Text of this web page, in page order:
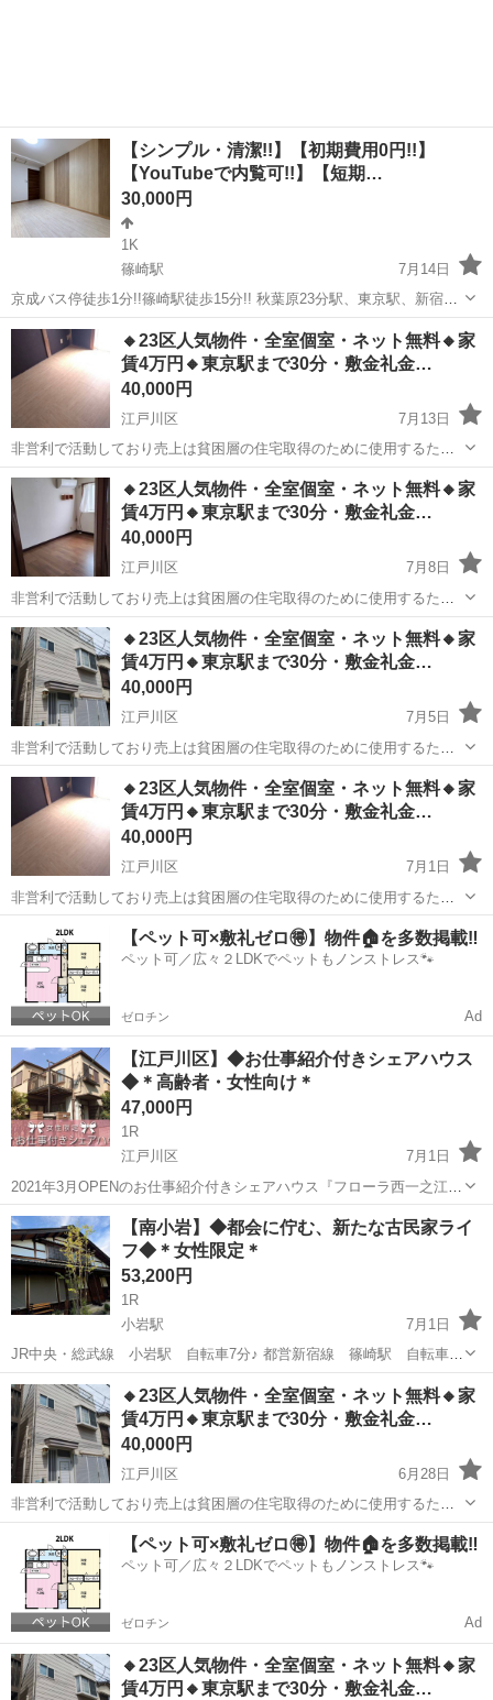
【シンプル・清潔!!】【初期費用0円!!】
【YouTubeで内覧可!!】【短期…
30,000円
1K
篠崎駅
7月14日
京成バス停徒歩1分!!篠崎駅徒歩15分!! 秋葉原23分駅、東京駅、新宿駅
まで35分千葉へのアクセスも良好‼︎ 江戸川区人気エリア篠崎!! 内装フ
ルリノベーション済みのキレイなハウスになんと初期費用無料で住め
ます! ...
東京 江戸川区 篠崎駅 シェアハウス 初期
🔸23区人気物件・全室個室・ネット無料🔸家
賃4万円🔸東京駅まで30分・敷金礼金…
40,000円
江戸川区
7月13日
非営利で活動しており売上は貧困層の住宅取得のために使用するた
め、地域最安値を目指して価格設定をしています。 こちらの物件の
お問い合わせはジモティーのメッセージではなく公式LINEからお願い
致します(^^) ◇問...
東京 江戸川区 シェアハウス 物件
🔸23区人気物件・全室個室・ネット無料🔸家
賃4万円🔸東京駅まで30分・敷金礼金…
40,000円
江戸川区
7月8日
非営利で活動しており売上は貧困層の住宅取得のために使用するた
め、地域最安値を目指して価格設定をしています。 こちらの物件の
お問い合わせはジモティーのメッセージではなく公式LINEからお願い
致します(^^) ◇問...
東京 江戸川区 シェアハウス 物件
🔸23区人気物件・全室個室・ネット無料🔸家
賃4万円🔸東京駅まで30分・敷金礼金…
40,000円
江戸川区
7月5日
非営利で活動しており売上は貧困層の住宅取得のために使用するた
め、地域最安値を目指して価格設定をしています。 こちらの物件の
お問い合わせはジモティーのメッセージではなく公式LINEからお願い
致します(^^) ◇問...
東京 江戸川区 シェアハウス 物件
🔸23区人気物件・全室個室・ネット無料🔸家
賃4万円🔸東京駅まで30分・敷金礼金…
40,000円
江戸川区
7月1日
非営利で活動しており売上は貧困層の住宅取得のために使用するた
め、地域最安値を目指して価格設定をしています。 こちらの物件の
お問い合わせはジモティーのメッセージではなく公式LINEからお願い
致します(^^) ◇問...
江戸川区 シェアハウス 物件
【ペット可×敷礼ゼロ🉐】物件🏠を多数掲載‼️
ペット可／広々２LDKでペットもノンストレス🐾
ゼロチン Ad
【江戸川区】◆お仕事紹介付きシェアハウス
◆＊高齢者・女性向け＊
47,000円
1R
江戸川区
7月1日
2021年3月OPENのお仕事紹介付きシェアハウス『フローラ西一之江』
です。気の合うルームメイトと一緒にいきいきと働きながら楽しく暮
らしませんか？安心・快適な住環境を目指しています。 入居者様の娘
様等ご親族様からのお問合せも...
東京 江戸川区 シェアハウス 徒歩
【南小岩】◆都会に佇む、新たな古民家ライ
フ◆＊女性限定＊
53,200円
1R
小岩駅
7月1日
JR中央・総武線 小岩駅 自転車7分♪ 都営新宿線 篠崎駅 自転車12
分♪ JR中央・総武線 新小岩駅 自転車18分♪ ＊女性限定＊ 2021年5
月20日オープン！閑静な住宅街に溶け込む、歴史を感じさせる趣あ...
東京 江戸川区 小岩駅 シェアハウス 都会
🔸23区人気物件・全室個室・ネット無料🔸家
賃4万円🔸東京駅まで30分・敷金礼金…
40,000円
江戸川区
6月28日
非営利で活動しており売上は貧困層の住宅取得のために使用するた
め、地域最安値を目指して価格設定をしています。 こちらの物件の
お問い合わせはジモティーのメッセージではなく公式LINEからお願い
致します(^^) ◇問...
江戸川区 シェアハウス 物件
【ペット可×敷礼ゼロ🉐】物件🏠を多数掲載‼️
ペット可／広々２LDKでペットもノンストレス🐾
ゼロチン Ad
🔸23区人気物件・全室個室・ネット無料🔸家
賃4万円🔸東京駅まで30分・敷金礼金…